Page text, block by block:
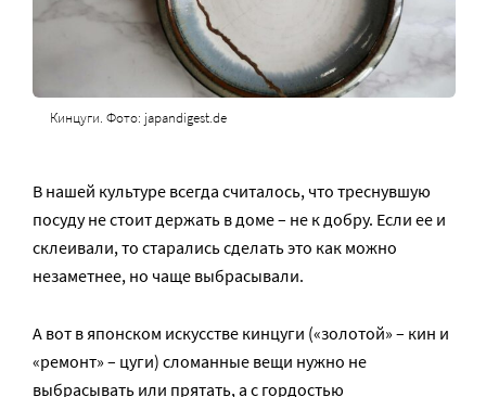
Кинцуги. Фото: japandigest.de
В нашей культуре всегда считалось, что треснувшую
посуду не стоит держать в доме – не к добру. Если ее и
склеивали, то старались сделать это как можно
незаметнее, но чаще выбрасывали.
А вот в японском искусстве кинцуги («золотой» – кин и
«ремонт» – цуги) сломанные вещи нужно не
выбрасывать или прятать, а с гордостью